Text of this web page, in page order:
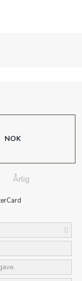
NOK
Årlig